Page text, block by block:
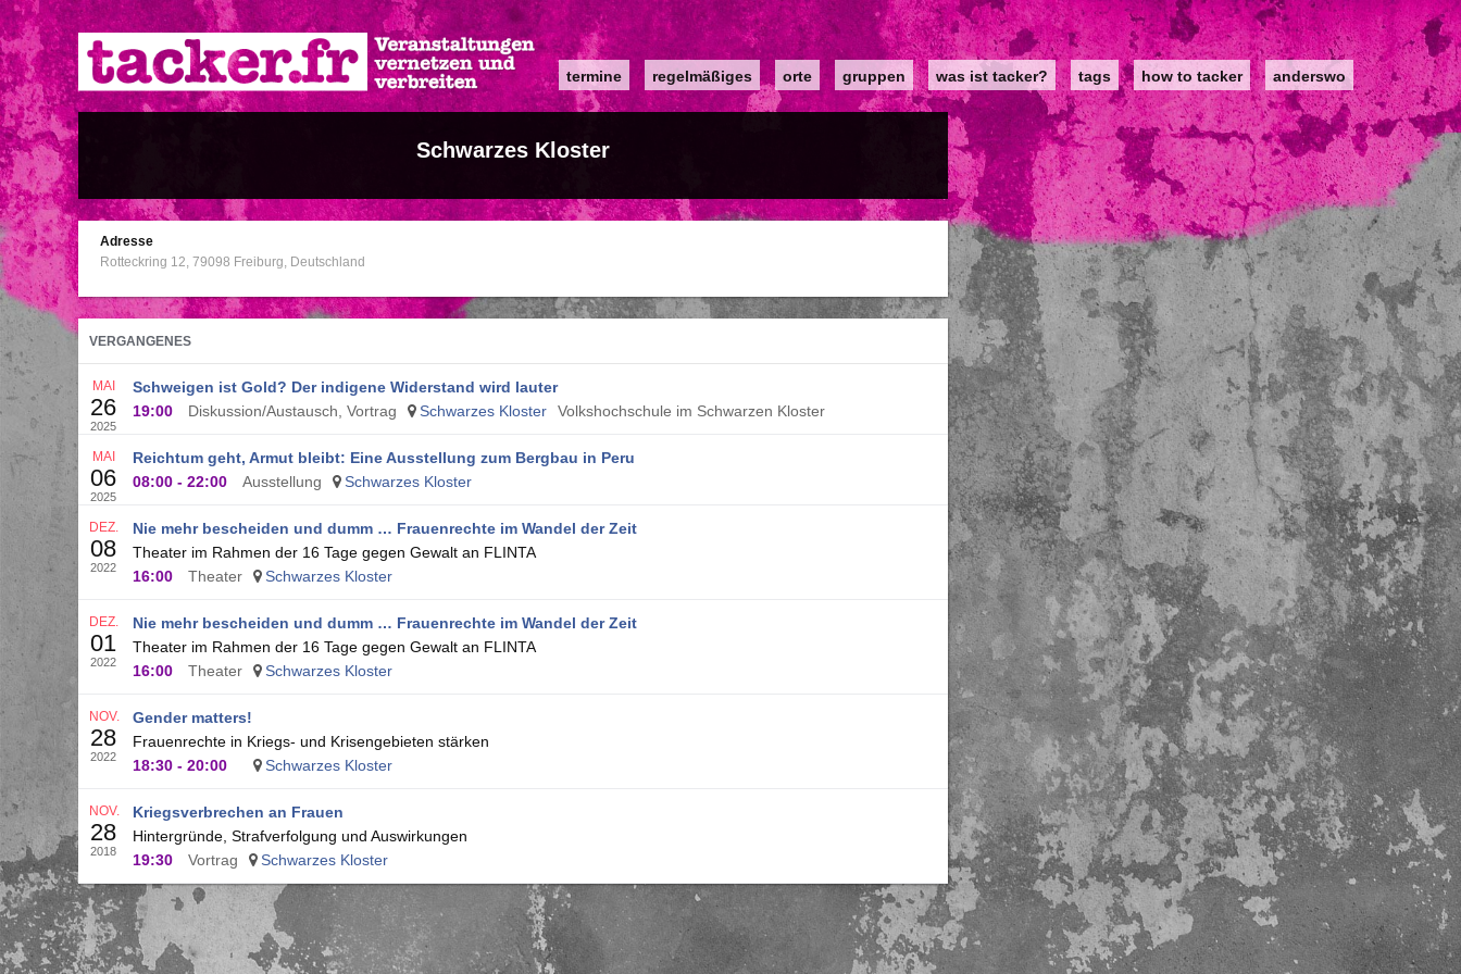
Direkt
zum
Inhalt
Main
navigation
termine regelmäßiges orte gruppen was ist tacker? tags how to tacker anderswo
Schwarzes Kloster
Adresse
Rotteckring 12 79098 Freiburg Deutschland
VERGANGENES
Schweigen ist Gold? Der indigene Widerstand wird lauter
19:00
Diskussion/Austausch, Vortrag Schwarzes Kloster Volkshochschule im Schwarzen Kloster
MAI
26
2025
Reichtum geht, Armut bleibt: Eine Ausstellung zum Bergbau in Peru
08:00 - 22:00 Ausstellung Schwarzes Kloster
MAI
06
2025
Nie mehr bescheiden und dumm … Frauenrechte im Wandel der Zeit
Theater im Rahmen der 16 Tage gegen Gewalt an FLINTA
16:00
Theater Schwarzes Kloster
DEZ.
08
2022
Nie mehr bescheiden und dumm … Frauenrechte im Wandel der Zeit
Theater im Rahmen der 16 Tage gegen Gewalt an FLINTA
16:00
Theater Schwarzes Kloster
DEZ.
01
2022
Gender matters!
Frauenrechte in Kriegs- und Krisengebieten stärken
18:30 - 20:00 Schwarzes Kloster
NOV.
28
2022
Kriegsverbrechen an Frauen
Hintergründe, Strafverfolgung und Auswirkungen
19:30
Vortrag Schwarzes Kloster
NOV.
28
2018